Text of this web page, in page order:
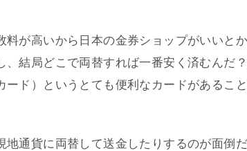
が高いから日本の金券ショップがいいと
結局どこで両替すれば一番安く済むんだ
ド）というとても便利なカードがあるこ
通貨に両替して送金したりするのが面倒